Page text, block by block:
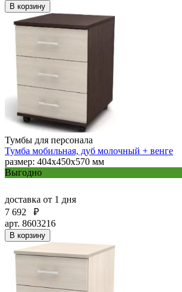
В корзину
Тумбы для персонала
Тумба мобильная, дуб молочный + венге
размер: 404х450х570 мм
Выгодно
доставка от 1 дня
7 692
₽
арт. 8603216
В корзину